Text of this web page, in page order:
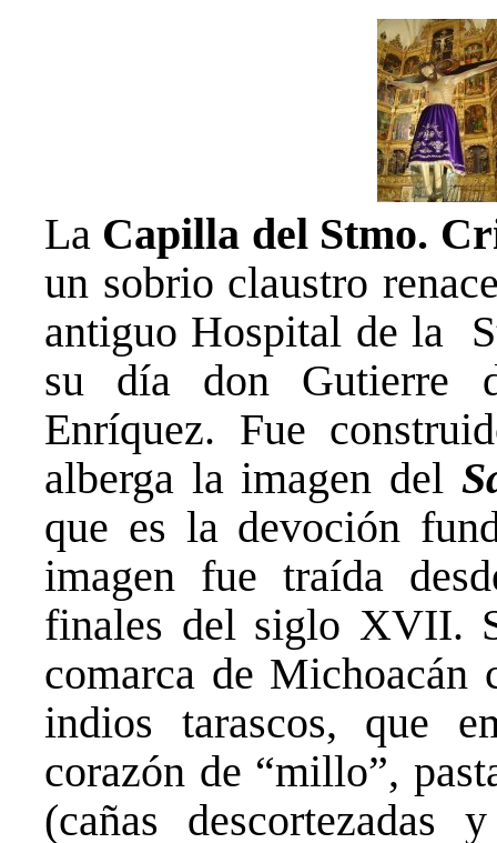
La Capilla del Stmo.
un sobrio claustro
antiguo Hospital de la
su día don Gutierre
Enríquez. Fue
alberga la imagen del
que es la devoción
imagen fue traída
finales del siglo XVII.
comarca de Michoacán
indios tarascos, que
corazón de “millo”,
(cañas descortezadas